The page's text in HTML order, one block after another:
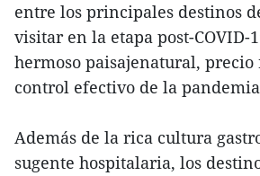
entre los principales destinos
visitar en la etapa post-COVID-
hermoso paisajenatural, precio
control efectivo de la
Además de la rica cultura
sugente hospitalaria, los